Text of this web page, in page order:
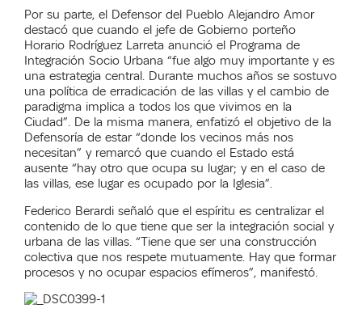
Por su parte, el Defensor del Pueblo Alejandro Amor
destacó que cuando el jefe de Gobierno porteño
Horario Rodríguez Larreta anunció el Programa de
Integración Socio Urbana “fue algo muy importante y es
una estrategia central. Durante muchos años se sostuvo
una política de erradicación de las villas y el cambio de
paradigma implica a todos los que vivimos en la
Ciudad”. De la misma manera, enfatizó el objetivo de la
Defensoría de estar “donde los vecinos más nos
necesitan” y remarcó que cuando el Estado está
ausente “hay otro que ocupa su lugar; y en el caso de
las villas, ese lugar es ocupado por la Iglesia”.
Federico Berardi señaló que el espíritu es centralizar el
contenido de lo que tiene que ser la integración social y
urbana de las villas. “Tiene que ser una construcción
colectiva que nos respete mutuamente. Hay que formar
procesos y no ocupar espacios efímeros”, manifestó.